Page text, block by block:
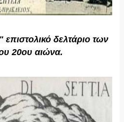
επιστολικό δελτάριο των
20ου αιώνα.